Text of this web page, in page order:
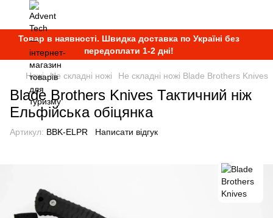
Товар в наявності. Швидка доставка по Україні без
передоплати 1-2 дні!
Ножі Не складні ножі Не складні ножі Blade Brothers Knives
Blade Brothers Knives Тактичний ніж
Ельфійська обіцянка
Артикул: BBK-ELPR Написати відгук